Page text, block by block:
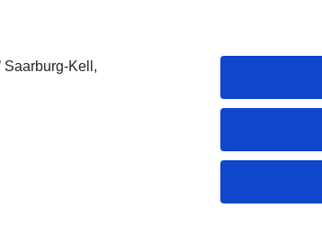
Saarburg-Kell,